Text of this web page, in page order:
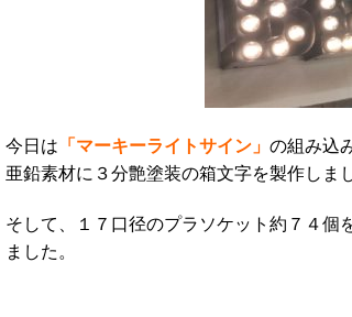
今日は 「マーキーライトサイン」 の組み込
亜鉛素材に３分艶塗装の箱文字を製作しまし
そして、１７口径のプラソケット約７４
ました。